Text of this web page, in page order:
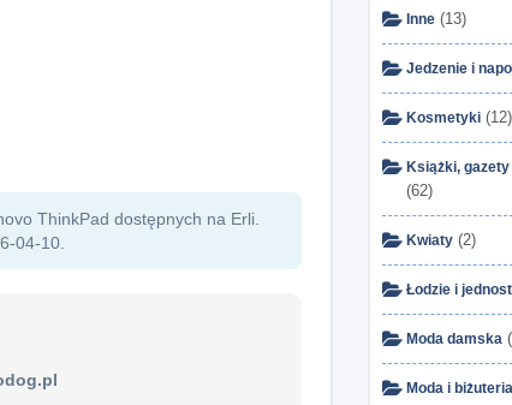
ThinkPad dostępnych na Erli.
04-10.
Inne (13)
Jedzenie i
Kosmetyki (12)
Książki,
(62)
Kwiaty (2)
Łodzie i
Moda damska
Moda i biżuteria